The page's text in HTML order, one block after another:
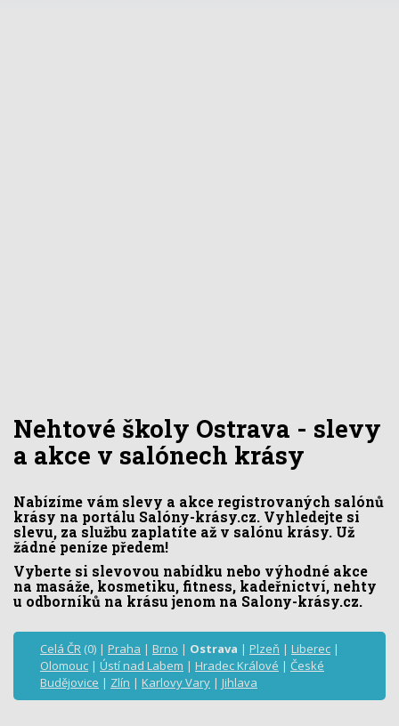
Nehtové školy Ostrava - slevy
a akce v salónech krásy
Nabízíme vám slevy a akce registrovaných salónů
krásy na portálu Salóny-krásy.cz. Vyhledejte si
slevu, za službu zaplatíte až v salónu krásy. Už
žádné peníze předem!
Vyberte si slevovou nabídku nebo výhodné akce
na masáže, kosmetiku, fitness, kadeřnictví, nehty
u odborníků na krásu jenom na Salony-krásy.cz.
Celá ČR (0) | Praha | Brno | Ostrava | Plzeň | Liberec |
Olomouc | Ústí nad Labem | Hradec Králové | České
Budějovice | Zlín | Karlovy Vary | Jihlava